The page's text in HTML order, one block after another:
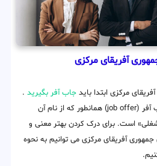
آفریقای مرکزی
مرکزی ابتدا باید جاب آفر بگیرید .
جاب آفر به چه معناست؟ جاب آفر (job offer) همانطور که از نام آن
است. برای درک کردن بهتر معنی و
جمهوری آفریقای مرکزی می توانیم به نحوه